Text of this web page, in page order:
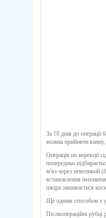
За 10 днів до операції
можна прийняти
Операція по корекції
попередньо
м'яз через невеликий
встановлення
шкіра зашивається
Ще одним способом є
Післяопераційні